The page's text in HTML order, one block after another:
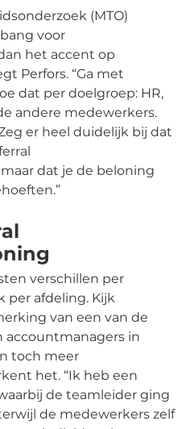
(MTO)
voor
het accent op
Perfors. “Ga met
dat per doelgroep: HR,
andere medewerkers.
er heel duidelijk bij dat
dat je de beloning
verschillen per
per afdeling. Kijk
van een van de
accountmanagers in
toch meer
het. “Ik heb een
de teamleider ging
de medewerkers zelf